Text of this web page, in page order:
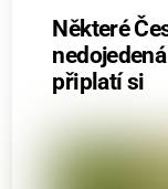
Některé
připlatí si